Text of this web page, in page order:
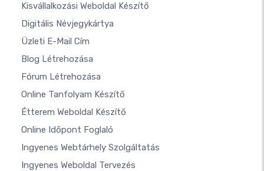
Kisvállalkozási Weboldal Készítő
Digitális Névjegykártya
Üzleti E-Mail Cím
Blog Létrehozása
Fórum Létrehozása
Online Tanfolyam Készítő
Étterem Weboldal Készítő
Online Időpont Foglaló
Ingyenes Webtárhely Szolgáltatás
Ingyenes Weboldal Tervezés